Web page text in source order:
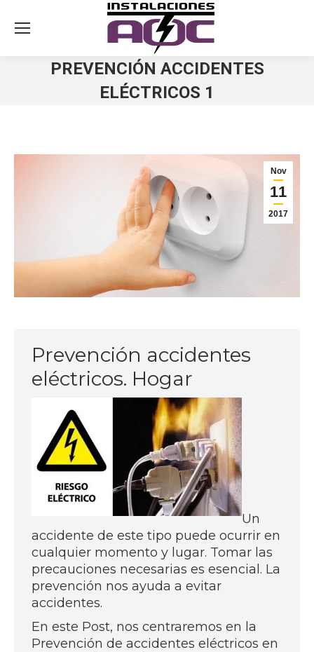
PREVENCIÓN ACCIDENTES
ELÉCTRICOS 1
Nov
11
2017
Prevención accidentes
eléctricos. Hogar
Un
accidente de este tipo puede ocurrir en
cualquier momento y lugar. Tomar las
precauciones necesarias es esencial. La
prevención nos ayuda a evitar
accidentes.
En este Post, nos centraremos en la
Prevención de accidentes eléctricos en